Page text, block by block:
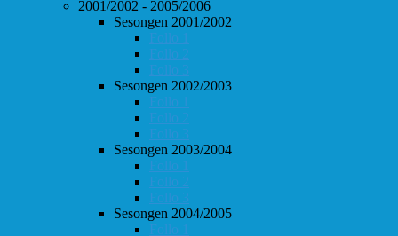
2001/2002 - 2005/2006
Sesongen 2001/2002
Follo 1
Follo 2
Follo 3
Sesongen 2002/2003
Follo 1
Follo 2
Follo 3
Sesongen 2003/2004
Follo 1
Follo 2
Follo 3
Sesongen 2004/2005
Follo 1